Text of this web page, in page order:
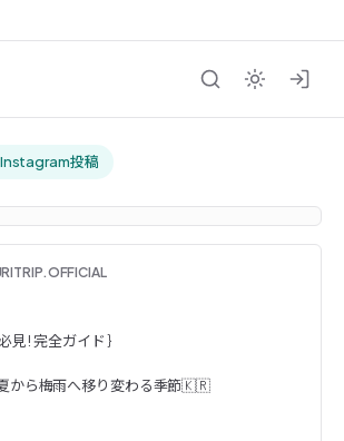
Instagram投稿
する人必見 ! 完全ガイド
見 ! 完全ガイド ｝
から梅雨へ移り変わる季節🇰🇷